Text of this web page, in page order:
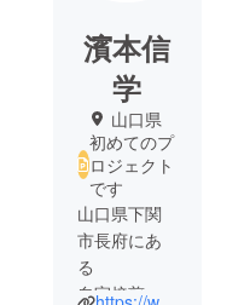
濱本信
学
山口県
初めてのプ
ロジェクト
です
山口県下関
市長府にあ
る
自家焙煎珈